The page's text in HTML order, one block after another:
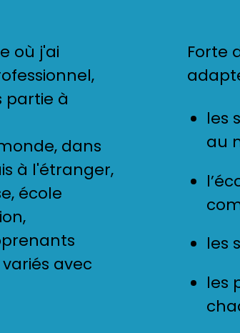
où j'ai
partie à
dans
à l'étranger,
école
avec
Forte
les
au
les
les